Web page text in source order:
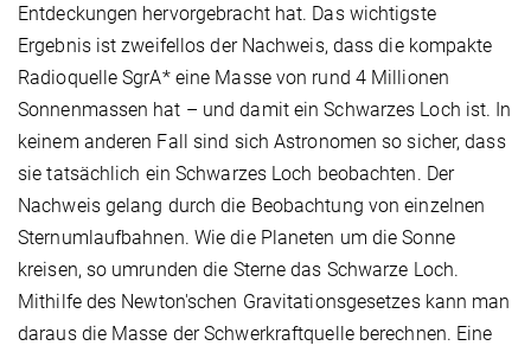
Entdeckungen hervorgebracht hat. Das wichtigste
Ergebnis ist zweifellos der Nachweis, dass die kompakte
Radioquelle SgrA* eine Masse von rund 4 Millionen
Sonnenmassen hat – und damit ein Schwarzes Loch ist. In
keinem anderen Fall sind sich Astronomen so sicher, dass
sie tatsächlich ein Schwarzes Loch beobachten. Der
Nachweis gelang durch die Beobachtung von einzelnen
Sternumlaufbahnen. Wie die Planeten um die Sonne
kreisen, so umrunden die Sterne das Schwarze Loch.
Mithilfe des Newton'schen Gravitationsgesetzes kann man
daraus die Masse der Schwerkraftquelle berechnen. Eine